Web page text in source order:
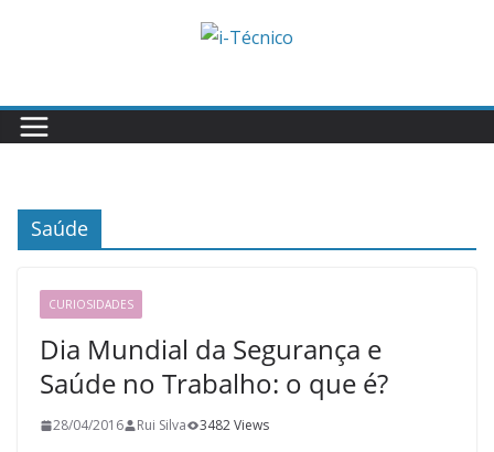
Saúde
CURIOSIDADES
Dia Mundial da Segurança e
Saúde no Trabalho: o que é?
28/04/2016 Rui Silva 3482 Views